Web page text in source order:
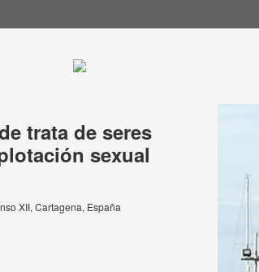
trata de seres
sexual
XII, Cartagena, España